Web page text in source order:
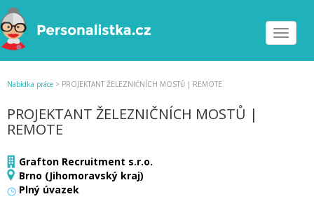
Toggle
Nabídka práce > PROJEKTANT ŽELEZNIČNÍCH MOSTŮ | REMOTE
PROJEKTANT ŽELEZNIČNÍCH MOSTŮ |
REMOTE
Grafton Recruitment s.r.o.
Brno (Jihomoravský kraj)
Plný úvazek